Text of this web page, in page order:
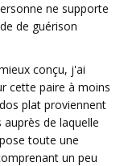
ne supporte
de guérison
conçu, j'ai
cette paire à moins
plat proviennent
de laquelle
toute une
un peu